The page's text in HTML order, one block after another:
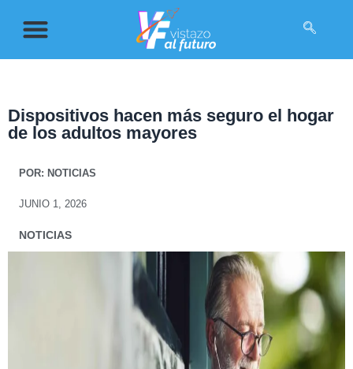
Dispositivos hacen más seguro el hogar
de los adultos mayores
POR: NOTICIAS
JUNIO 1, 2026
NOTICIAS